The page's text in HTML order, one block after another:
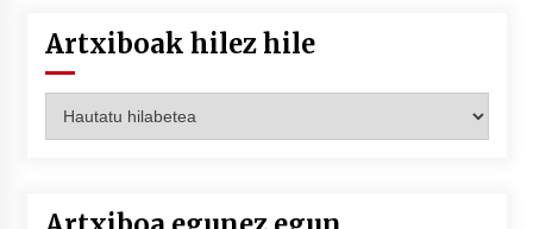
Artxiboak hilez hile
hilez